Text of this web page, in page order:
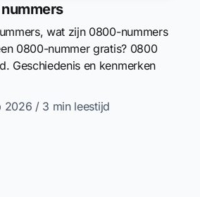
wat zijn 0800-nummers
0800-nummer gratis? 0800
Geschiedenis en kenmerken
2026 / 3 min leestijd